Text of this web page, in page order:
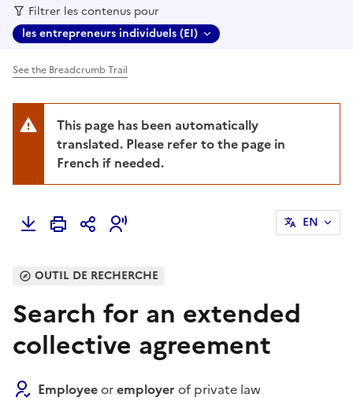
Filtrer les contenus pour
les entrepreneurs individuels (EI)
See the Breadcrumb Trail
This page has been automatically
translated. Please refer to the page in
French if needed.
EN
OUTIL DE RECHERCHE
Search for an extended
collective agreement
Employeeoremployer of private law